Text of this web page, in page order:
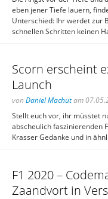
eben jener Tiefe lauern,
Unterschied: Ihr werdet zur
schnellen Schritten keinen
Scorn erscheint
Launch
von Daniel Machutam
Stellt euch vor, ihr müsstet
abscheulich faszinierenden
Krasser Gedanke und in
F1 2020 –
Zaandvort in